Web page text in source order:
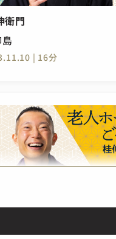
衛門
| 16分
ームごっこ